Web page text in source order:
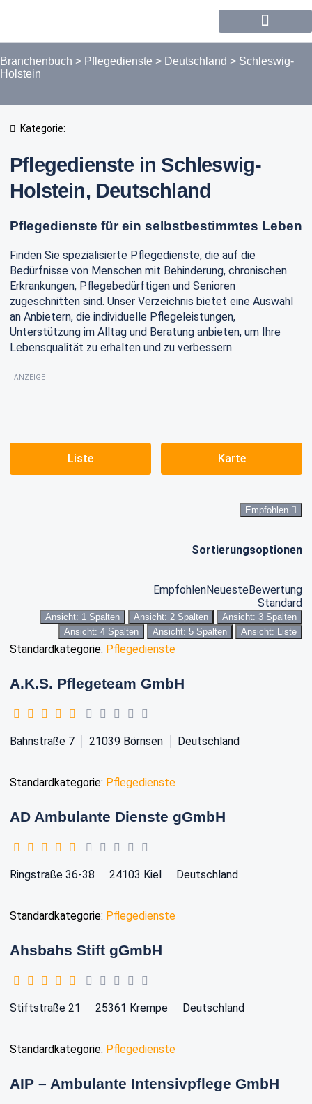
Branchenbuch > Pflegedienste > Deutschland > Schleswig-
Holstein
Kategorie:
Pflegedienste in Schleswig-
Holstein, Deutschland
Pflegedienste für ein selbstbestimmtes Leben
Finden Sie spezialisierte Pflegedienste, die auf die
Bedürfnisse von Menschen mit Behinderung, chronischen
Erkrankungen, Pflegebedürftigen und Senioren
zugeschnitten sind. Unser Verzeichnis bietet eine Auswahl
an Anbietern, die individuelle Pflegeleistungen,
Unterstützung im Alltag und Beratung anbieten, um Ihre
Lebensqualität zu erhalten und zu verbessern.
ANZEIGE
Liste Karte
Empfohlen
Sortierungsoptionen
EmpfohlenNeuesteBewertung
Standard
Ansicht: 1 Spalten Ansicht: 2 Spalten
Ansicht: 3 Spalten
Ansicht: 4 Spalten
Ansicht: 5 Spalten Ansicht: Liste
Standardkategorie: Pflegedienste
A.K.S. Pflegeteam GmbH
Bahnstraße 7 21039 Börnsen Deutschland
Standardkategorie: Pflegedienste
AD Ambulante Dienste gGmbH
Ringstraße 36-38 24103 Kiel Deutschland
Standardkategorie: Pflegedienste
Ahsbahs Stift gGmbH
Stiftstraße 21 25361 Krempe Deutschland
Standardkategorie: Pflegedienste
AIP – Ambulante Intensivpflege GmbH